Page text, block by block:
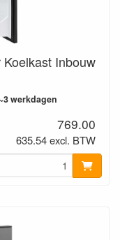
Inbouw
werkdagen
769.00
635.54 excl. BTW